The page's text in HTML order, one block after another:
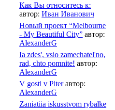
Как Вы относитесь к:
автор: Иван Иванович
Новый проект “Melbourne
- My Beautiful City” автор:
AlexanderG
Ia zdes', vsio zamechatel'no,
rad, chto pomnite! автор:
AlexanderG
V gosti v Piter автор:
AlexanderG
Zaniatiia iskusstvom rybalke